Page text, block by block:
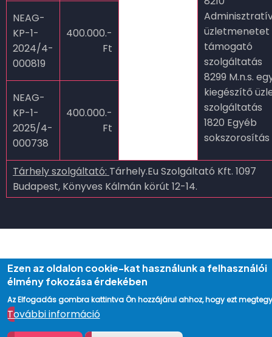
üzletmenetet
támogató
szolgáltatás
8299 M.n.s.
kiegészítő
szolgáltatás
1820 Egyéb
sokszorosítás
NEAG-
KP-1-
2024/4-
000819
400.000.-
Ft
NEAG-
KP-1-
2025/4-
000738
400.000.-
Ft
Tárhely szolgáltató: Tárhely.Eu Szolgáltató Kft. 1097
Budapest, Könyves Kálmán körút 12-14.
Ezen az oldalon cookie-kat használunk a felhasználói
élmény fokozása érdekében
Az Elfogadás gombra kattintva Ön hozzájárul ahhoz, hogy ezt
További információ